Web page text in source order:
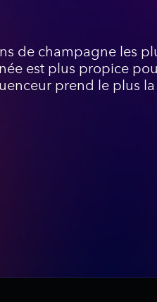
de champagne les
est plus propice
prend le plus